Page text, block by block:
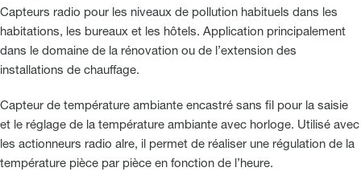
Capteurs radio pour les niveaux de pollution habituels dans les
habitations, les bureaux et les hôtels. Application principalement
dans le domaine de la rénovation ou de l’extension des
installations de chauffage.
Capteur de température ambiante encastré sans fil pour la saisie
et le réglage de la température ambiante avec horloge. Utilisé avec
les actionneurs radio alre, il permet de réaliser une régulation de la
température pièce par pièce en fonction de l’heure.